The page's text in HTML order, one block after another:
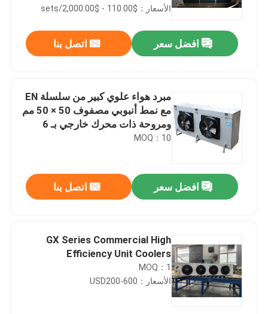
الأسعار：$110.00 - $2,000.00/sets
افضل سعر اتصل بنا
مبرد هواء علوي كبير من سلسلة EN
مع نمط أنبوبي مصفوف 50 × 50 مم
ومروحة ذات محرك خارجي بـ 6
أقطاب وزعانف ألمنيوم وأنابيب
MOQ：10
افضل سعر اتصل بنا
GX Series Commercial High
Efficiency Unit Coolers
MOQ：1
الأسعار：USD200-600